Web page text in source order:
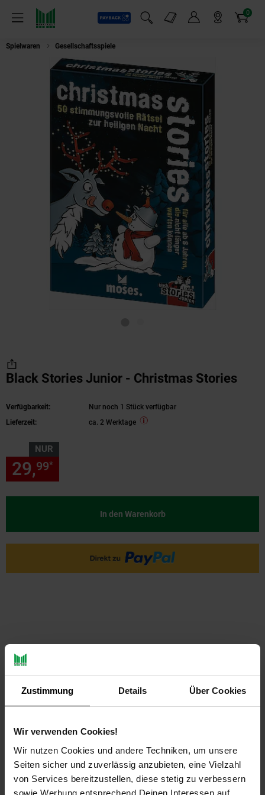
Zustimmung Details Über Cookies
Wir verwenden Cookies!
Wir nutzen Cookies und andere Techniken, um unsere
Seiten sicher und zuverlässig anzubieten, eine Vielzahl
von Services bereitzustellen, diese stetig zu verbessern
sowie Werbung entsprechend Deinen Interessen auf
Menü
Payback
Suchfeld einblenden
Markt-Angebote 0
Artikel
Spielwaren Gesellschaftsspiele
Black Stories Junior - Christmas Stories
Verfügbarkeit:
Nur noch 1 Stück verfügbar
Lieferzeit:
ca. 2 Werktage
NUR
29,99*
In den Warenkorb
PAYBACK
Produktbeschreibung